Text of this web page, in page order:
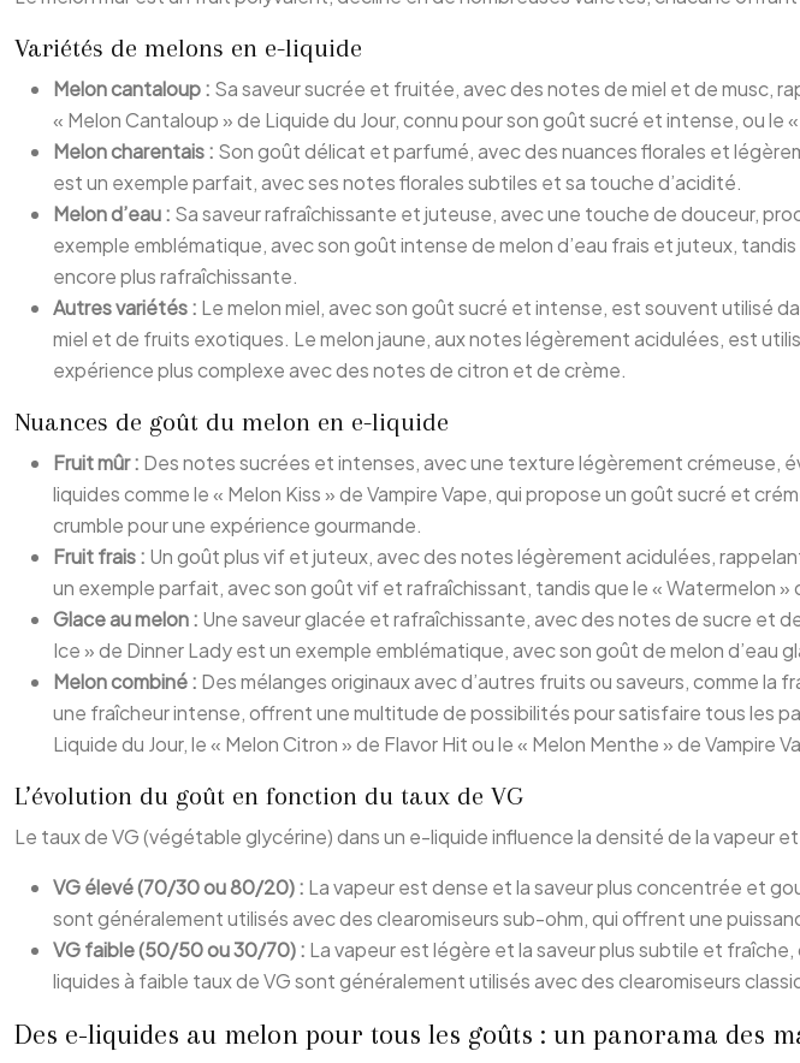
Variétés de melons en e-liquide
Melon cantaloup : Sa saveur sucrée et fruitée, avec des notes de miel et de musc,
« Melon Cantaloup » de Liquide du Jour, connu pour son goût sucré et intense, ou
Melon charentais : Son goût délicat et parfumé, avec des nuances florales et
est un exemple parfait, avec ses notes florales subtiles et sa touche d’acidité.
Melon d’eau : Sa saveur rafraîchissante et juteuse, avec une touche de douceur,
exemple emblématique, avec son goût intense de melon d’eau frais et juteux,
encore plus rafraîchissante.
Autres variétés : Le melon miel, avec son goût sucré et intense, est souvent utilisé
miel et de fruits exotiques. Le melon jaune, aux notes légèrement acidulées, est
expérience plus complexe avec des notes de citron et de crème.
Nuances de goût du melon en e-liquide
Fruit mûr : Des notes sucrées et intenses, avec une texture légèrement crémeuse,
liquides comme le « Melon Kiss » de Vampire Vape, qui propose un goût sucré et
crumble pour une expérience gourmande.
Fruit frais : Un goût plus vif et juteux, avec des notes légèrement acidulées,
un exemple parfait, avec son goût vif et rafraîchissant, tandis que le « Watermelon
Glace au melon : Une saveur glacée et rafraîchissante, avec des notes de sucre et
Ice » de Dinner Lady est un exemple emblématique, avec son goût de melon d’eau
Melon combiné : Des mélanges originaux avec d’autres fruits ou saveurs, comme
une fraîcheur intense, offrent une multitude de possibilités pour satisfaire tous les
Liquide du Jour, le « Melon Citron » de Flavor Hit ou le « Melon Menthe » de Vampire
L’évolution du goût en fonction du taux de VG
Le taux de VG (végétable glycérine) dans un e-liquide influence la densité de la vapeur et
VG élevé (70/30 ou 80/20) : La vapeur est dense et la saveur plus concentrée et
sont généralement utilisés avec des clearomiseurs sub-ohm, qui offrent une
VG faible (50/50 ou 30/70) : La vapeur est légère et la saveur plus subtile et
liquides à faible taux de VG sont généralement utilisés avec des clearomiseurs
Des e-liquides au melon pour tous les goûts : un panorama des